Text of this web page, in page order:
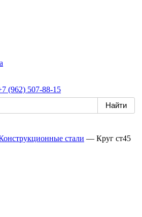
(962) 507-88-15
стали — Круг ст45